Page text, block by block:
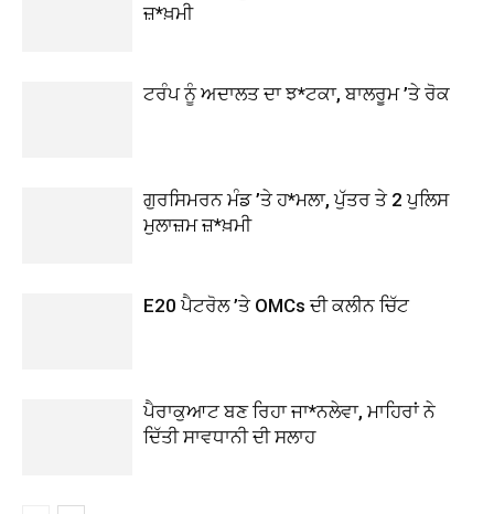
ਜ਼*ਖ਼ਮੀ
ਟਰੰਪ ਨੂੰ ਅਦਾਲਤ ਦਾ ਝ*ਟਕਾ, ਬਾਲਰੂਮ ’ਤੇ ਰੋਕ
ਗੁਰਸਿਮਰਨ ਮੰਡ ’ਤੇ ਹ*ਮਲਾ, ਪੁੱਤਰ ਤੇ 2 ਪੁਲਿਸ
ਮੁਲਾਜ਼ਮ ਜ਼*ਖ਼ਮੀ
E20 ਪੈਟਰੋਲ ’ਤੇ OMCs ਦੀ ਕਲੀਨ ਚਿੱਟ
ਪੈਰਾਕੁਆਟ ਬਣ ਰਿਹਾ ਜਾ*ਨਲੇਵਾ, ਮਾਹਿਰਾਂ ਨੇ
ਦਿੱਤੀ ਸਾਵਧਾਨੀ ਦੀ ਸਲਾਹ